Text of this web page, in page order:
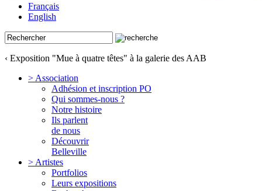
Français
English
‹ Exposition "Mue à quatre têtes" à la galerie des AAB
> Association
Adhésion et inscription PO
Qui sommes-nous ?
Notre histoire
Ils parlent
de nous
Découvrir
Belleville
> Artistes
Portfolios
Leurs expositions